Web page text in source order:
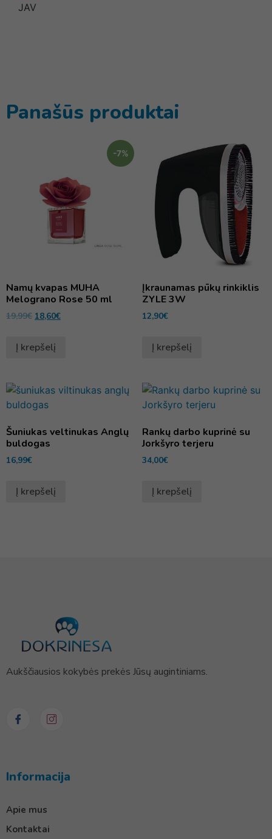
JAV
Panašūs produktai
-7%
Namų kvapas MUHA
Melograno Rose 50 ml
19,99€ 18,60€
Į krepšelį
Įkraunamas pūkų rinkiklis
ZYLE 3W
12,90€
Į krepšelį
Šuniukas veltinukas Anglų
buldogas
16,99€
Į krepšelį
Rankų darbo kuprinė su
Jorkšyro terjeru
34,00€
Į krepšelį
Aukščiausios kokybės prekės Jūsų augintiniams.
Informacija
Apie mus
Kontaktai